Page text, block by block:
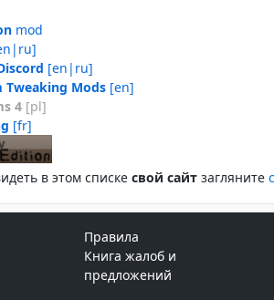
mod
[en|ru]
Tweaking Mods [en]
4 [pl]
[fr]
в этом спиcке свой сайт загляните
Правила
Книга жалоб и
предложений